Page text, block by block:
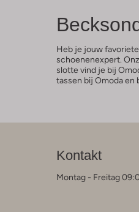
Heb je jouw
schoenenexpert.
slotte vind je bij
tassen bij Omoda en
Kontakt
Montag - Freitag